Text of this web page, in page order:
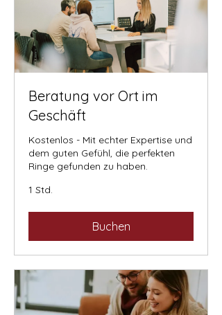
Beratung vor Ort im
Geschäft
Kostenlos - Mit echter Expertise und
dem guten Gefühl, die perfekten
Ringe gefunden zu haben.
1 Std.
Buchen